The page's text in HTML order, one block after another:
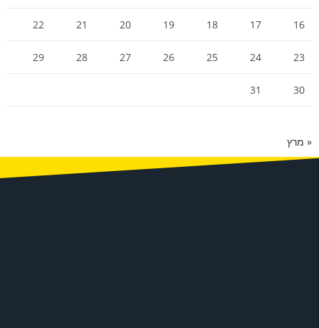
16
17
18
19
20
21
22
23
24
25
26
27
28
29
30
31
« מרץ